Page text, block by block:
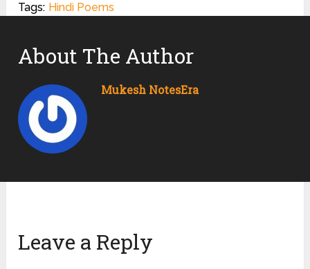
Tags: Hindi Poems
About The Author
Mukesh NotesEra
Leave a Reply